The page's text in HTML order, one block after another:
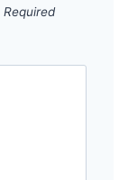
Required